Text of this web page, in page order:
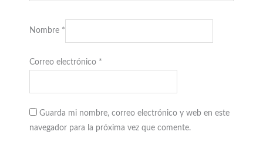
Nombre *
Correo electrónico *
Guarda mi nombre, correo electrónico y web en este
navegador para la próxima vez que comente.